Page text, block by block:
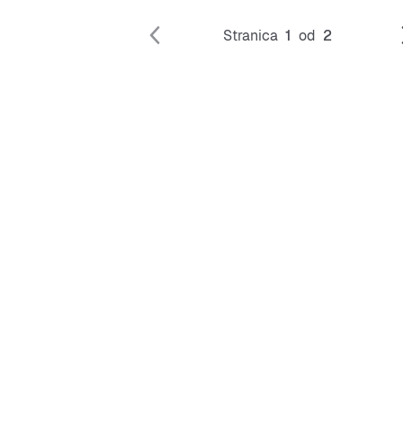
Stranica 1 od 2